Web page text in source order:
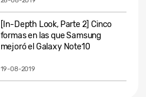
[In-Depth Look, Parte 2] Cinco
formas en las que Samsung
mejoró el Galaxy Note10
19-08-2019